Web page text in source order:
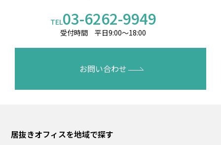
TEL03-6262-9949
受付時間 平日9:00～18:00
お問い合わせ
居抜きオフィスを地域で探す